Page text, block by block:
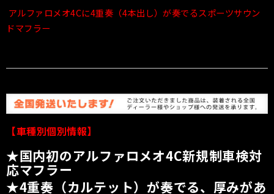
アルファロメオ4Cに4重奏（4本出し）が奏でるスポーツサウン
ドマフラー
【車種別個別情報】
★国内初のアルファロメオ4C新規制車検対
応マフラー
★4重奏（カルテット）が奏でる、厚みがあ